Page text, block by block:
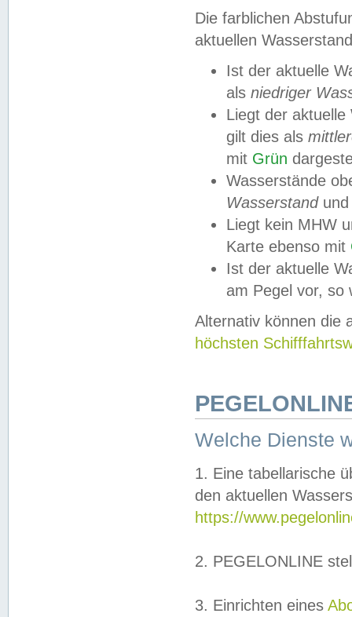
Die farblichen
aktuellen
Ist der aktuelle
als niedriger
Liegt der
gilt dies als
mit Grün
Wasserstände
Wasserstandund
Liegt kein MHW
Karte ebenso mit
Ist der aktuelle
am Pegel vor,
Alternativ können die
höchsten
Welche Dienste
1. Eine tabellarische
den aktuellen
https://
2. PEGELONLINE
3. Einrichten eines